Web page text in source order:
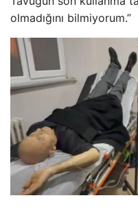
olmadığını bilmiyorum.”